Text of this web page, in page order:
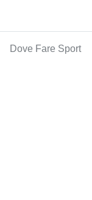
Dove Fare Sport